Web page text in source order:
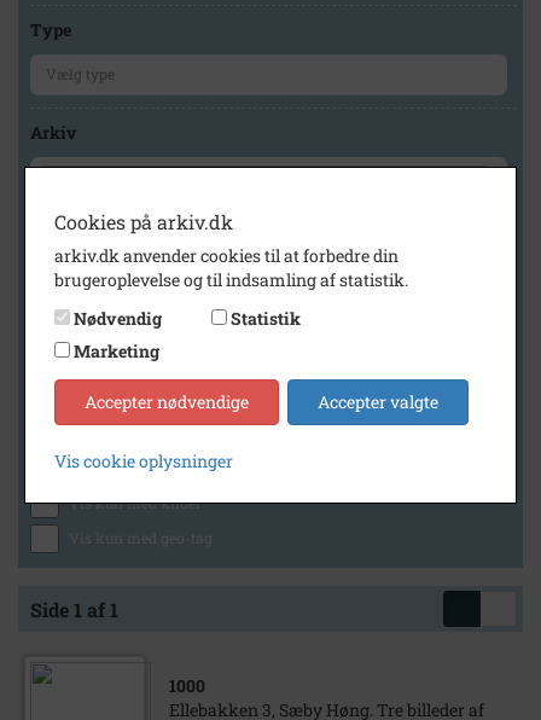
Type
Arkiv
Geografi
Generelt
Vis kun med billeder
Vis kun med lydklip
Vis kun med kilder
Vis kun med geo-tag
Side 1 af 1
1000
Ellebakken 3, Sæby Høng. Tre billeder af
Cookies på arkiv.dk
arkiv.dk anvender cookies til at forbedre din
brugeroplevelse og til indsamling af statistik.
Nødvendig
Statistik
Marketing
Accepter nødvendige Accepter valgte
Vis cookie oplysninger